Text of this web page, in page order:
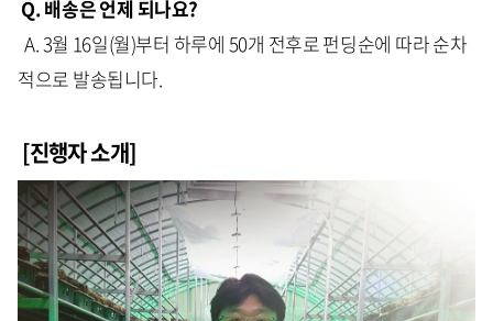
Q. 배송은 언제 되나요?
A. 3월 16일(월)부터 하루에 50개 전후로 펀딩순에 따라 순차
적으로 발송됩니다.
[진행자 소개]